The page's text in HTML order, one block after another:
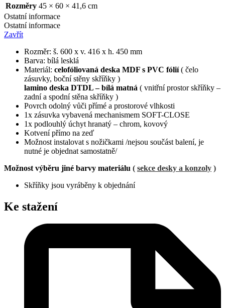
Rozměry 45 × 60 × 41,6 cm
Ostatní informace
Ostatní informace
Zavřít
Rozměr: š. 600 x v. 416 x h. 450 mm
Barva: bílá lesklá
Materiál: celofóliovaná deska MDF s PVC fólií( čelo
zásuvky, boční stěny skříňky )
lamino deska DTDL – bílá matná ( vnitřní prostor skříňky –
zadní a spodní stěna skříňky )
Povrch odolný vůči přímé a prostorové vlhkosti
1x zásuvka vybavená mechanismem SOFT-CLOSE
1x podlouhlý úchyt hranatý – chrom, kovový
Kotvení přímo na zeď
Možnost instalovat s nožičkami /nejsou součást balení, je
nutné je objednat samostatně/
Možnost výběru jiné barvy materiálu ( sekce desky a konzoly )
Skříňky jsou vyráběny k objednání
Ke stažení